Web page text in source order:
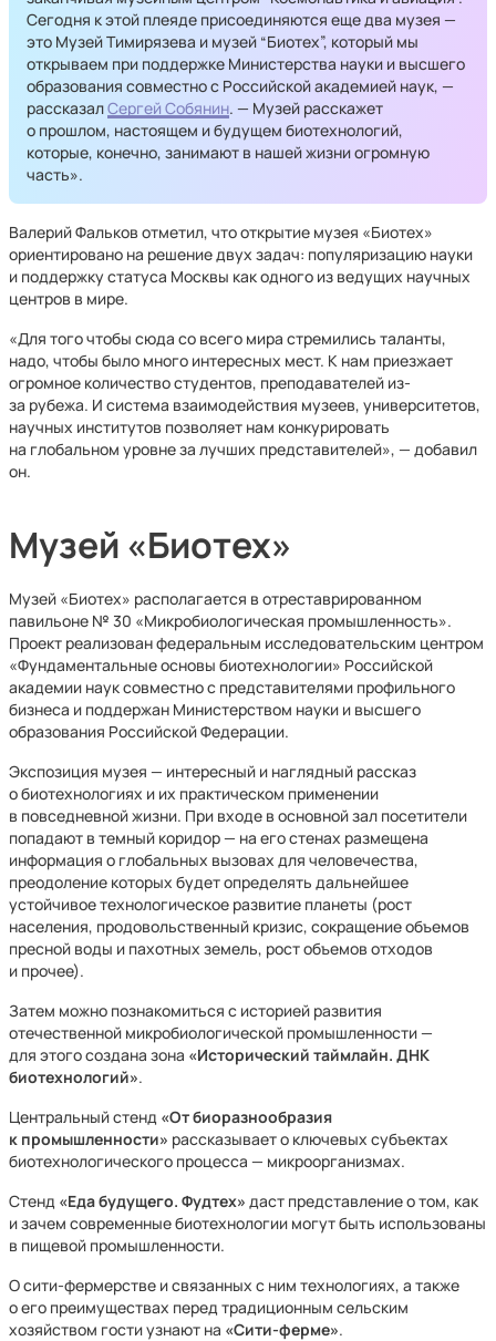
Сегодня к этой плеяде присоединяются еще два музея —
это Музей Тимирязева и музей “Биотех”, который мы
открываем при поддержке Министерства науки и высшего
образования совместно с Российской академией наук, —
рассказалСергей Собянин. — Музей расскажет
о прошлом, настоящем и будущем биотехнологий,
которые, конечно, занимают в нашей жизни огромную
часть».
Валерий Фальков отметил, что открытие музея «Биотех»
ориентировано на решение двух задач: популяризацию науки
и поддержку статуса Москвы как одного из ведущих научных
центров в мире.
«Для того чтобы сюда со всего мира стремились таланты,
надо, чтобы было много интересных мест. К нам приезжает
огромное количество студентов, преподавателей из-
за рубежа. И система взаимодействия музеев, университетов,
научных институтов позволяет нам конкурировать
на глобальном уровне за лучших представителей», — добавил
он.
Музей «Биотех»
Музей «Биотех» располагается в отреставрированном
павильоне № 30 «Микробиологическая промышленность».
Проект реализован федеральным исследовательским центром
«Фундаментальные основы биотехнологии» Российской
академии наук совместно с представителями профильного
бизнеса и поддержан Министерством науки и высшего
образования Российской Федерации.
Экспозиция музея — интересный и наглядный рассказ
о биотехнологиях и их практическом применении
в повседневной жизни. При входе в основной зал посетители
попадают в темный коридор — на его стенах размещена
информация о глобальных вызовах для человечества,
преодоление которых будет определять дальнейшее
устойчивое технологическое развитие планеты (рост
населения, продовольственный кризис, сокращение объемов
пресной воды и пахотных земель, рост объемов отходов
и прочее).
Затем можно познакомиться с историей развития
отечественной микробиологической промышленности —
для этого создана зона «Исторический таймлайн. ДНК
биотехнологий».
Центральный стенд «От биоразнообразия
к промышленности» рассказывает о ключевых субъектах
биотехнологического процесса — микроорганизмах.
Стенд «Еда будущего. Фудтех» даст представление о том, как
и зачем современные биотехнологии могут быть использованы
в пищевой промышленности.
О сити-фермерстве и связанных с ним технологиях, а также
о его преимуществах перед традиционным сельским
хозяйством гости узнают на «Сити-ферме».